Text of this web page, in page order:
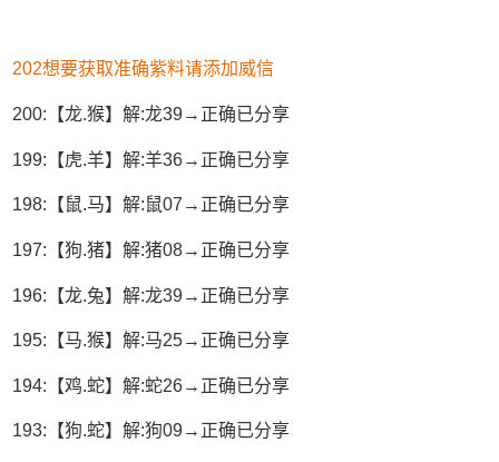
202想要获取准确紫料请添加威信
200:【龙.猴】解:龙39→正确已分享
199:【虎.羊】解:羊36→正确已分享
198:【鼠.马】解:鼠07→正确已分享
197:【狗.猪】解:猪08→正确已分享
196:【龙.兔】解:龙39→正确已分享
195:【马.猴】解:马25→正确已分享
194:【鸡.蛇】解:蛇26→正确已分享
193:【狗.蛇】解:狗09→正确已分享